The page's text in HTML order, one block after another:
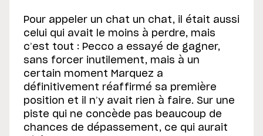
Pour appeler un chat un chat, il était aussi
celui qui avait le moins à perdre, mais
c’est tout : Pecco a essayé de gagner,
sans forcer inutilement, mais à un
certain moment Marquez a
définitivement réaffirmé sa première
position et il n’y avait rien à faire. Sur une
piste qui ne concède pas beaucoup de
chances de dépassement, ce qui aurait